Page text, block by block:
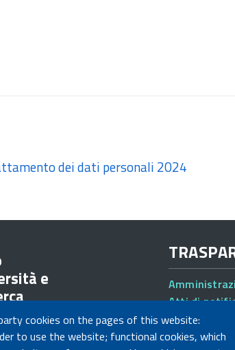
cookies on the pages of this website:
to use the website; functional cookies, which
dei dati personali 2024
e
Atti di
Albo online
Concorsi